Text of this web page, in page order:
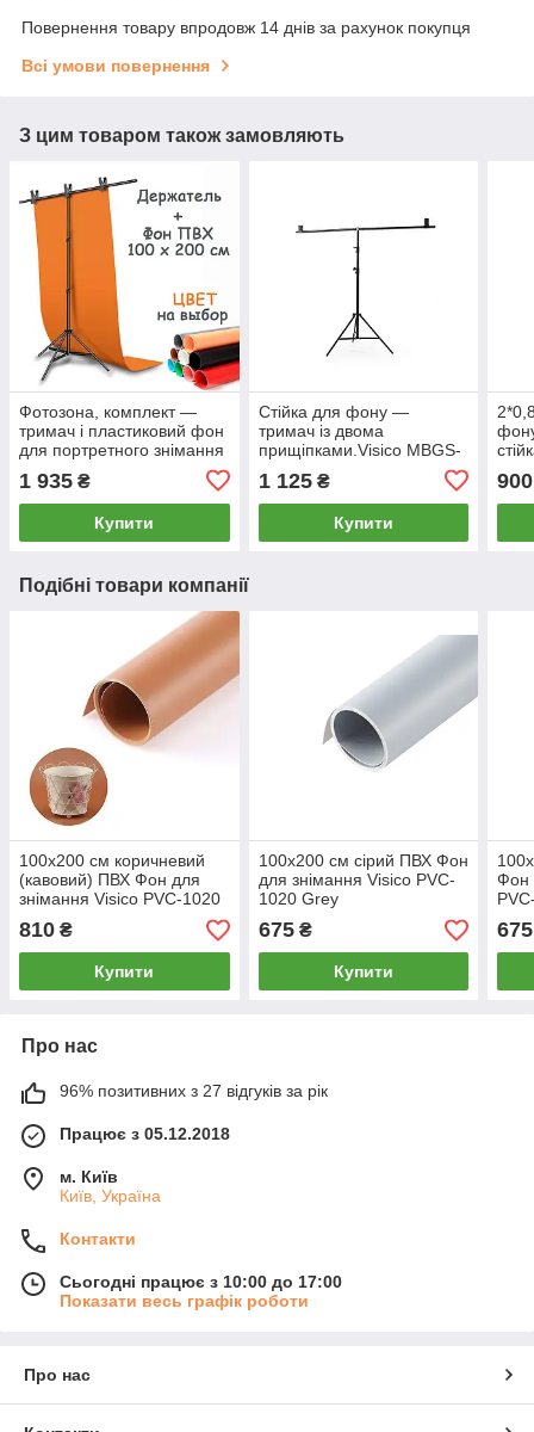
Повернення товару впродовж 14 днів за рахунок покупця
Всі умови повернення
З цим товаром також замовляють
Фотозона, комплект —
тримач і пластиковий фон
для портретного знімання
виїзної Visico MBGS-1020
1 935 ₴
Купити
Стійка для фону —
тримач із двома
прищіпками.Visico MBGS-
1 125₴
Купити
900
Подібні товари компанії
100x200 см коричневий
(кавовий) ПВХ Фон для
знімання Visico PVC-1020
Coffee
810 ₴
Купити
100x200 см сірий ПВХ Фон
для знімання Visico PVC-
1020 Grey
675₴
Купити
Фон
675
Про нас
96% позитивних з 27 відгуків за рік
Працює з 05.12.2018
м. Київ
Київ, Україна
Контакти
Сьогодні працює з 10:00 до 17:00
Показати весь графік роботи
Про нас